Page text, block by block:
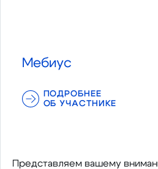
Мебиус
ПОДРОБНЕЕ
ОБ УЧАСТНИКЕ
Представляем вашему